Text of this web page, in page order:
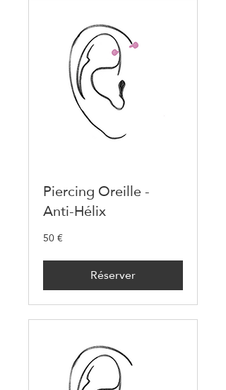
Piercing Oreille -
Anti-Hélix
50
euros
50 €
Réserver